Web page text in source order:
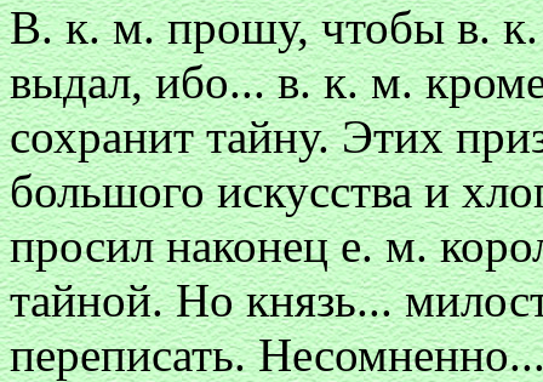
В. к. м. прошу, чтобы в.
выдал, ибо... в. к. м.
сохранит тайну. Этих
большого искусства и
просил наконец е. м.
тайной. Но князь...
переписать.